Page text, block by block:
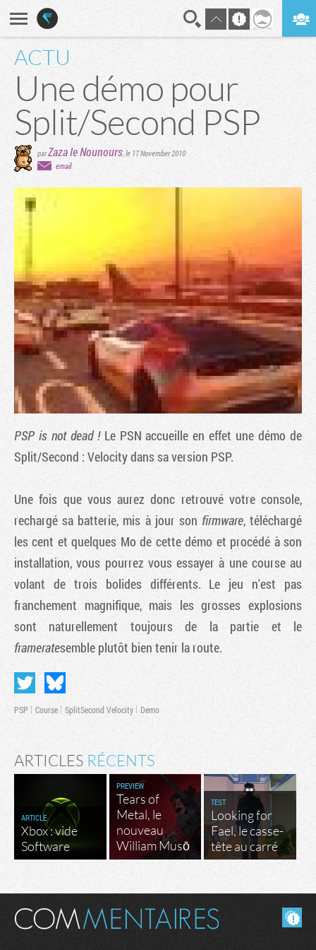
ACTU
Une démo pour
Split/Second PSP
parZaza le Nounours,le 17 November 2010
email
PSP is not dead !Le PSN accueille en effet une démo de
Split/Second : Velocitydans sa version PSP.
Une fois que vous aurez donc retrouvé votre console,
rechargé sa batterie, mis à jour son firmware, téléchargé
les cent et quelques Mo de cette démo et procédé à son
installation, vous pourrez vous essayer à une course au
volant de trois bolides différents. Le jeu n'est pas
franchement magnifique, mais les grosses explosions
sont naturellement toujours de la partie et le
frameratesemble plutôt bien tenir la route.
PSP Course SplitSecond Velocity Demo
ARTICLES RÉCENTS
ARTICLE
Xbox : vide
Software
PREVIEW
Tears of
Metal, le
nouveau
William Musō
TEST
Looking for
Fael, le casse-
tête au carré
Masquer les commentaires lus.